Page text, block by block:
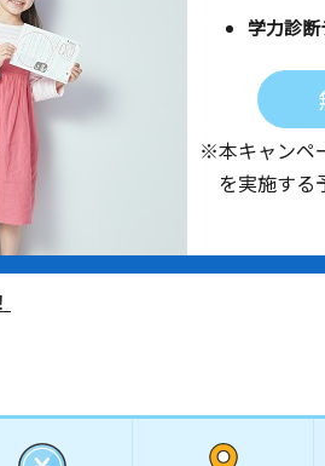
学力診
※本キャンペ
を実施する